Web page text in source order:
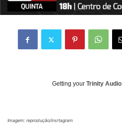
Getting your Trinity Audio
Imagem: reprodução/insrtagram